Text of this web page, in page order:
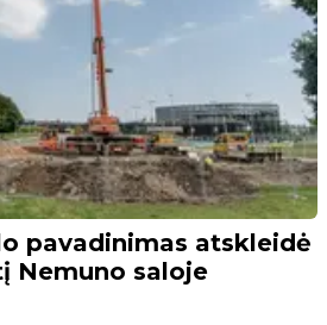
pavadinimas atskleidė
Nemuno saloje